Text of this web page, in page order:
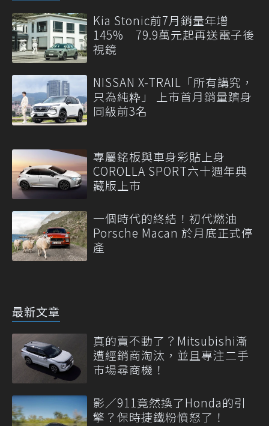
Kia Stonic前7月銷量年增
145% 79.9萬元起再送電子後
視鏡
NISSAN X-TRAIL「所有講究，
只為純粋」 上市首月銷量躋身
同級前3名
專屬銘板與車身彩貼上身
COROLLA SPORT六十週年典
藏版上市
一個時代的終結！初代燃油
Porsche Macan 於月底正式停
產
最新文章
真的賣不動了？Mitsubishi漸
遭經銷商淘汰，並且專注二手
市場尋商機！
影／911竟然換了Honda的引
擎？保時捷鐵粉憤怒了！